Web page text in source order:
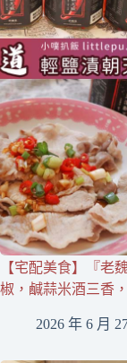
【宅配美食】『老
椒，鹹蒜米酒三香
2026 年 6 月